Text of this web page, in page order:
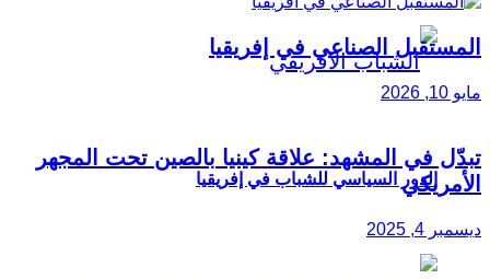
الدور السياسي للشباب في إفريقيا
المستقبل الصناعي في إفريقيا
مايو 10, 2026
تبدّل في المشهد: علاقة كينيا بالصين تحت المجهر
الأمريكي
ديسمبر 4, 2025